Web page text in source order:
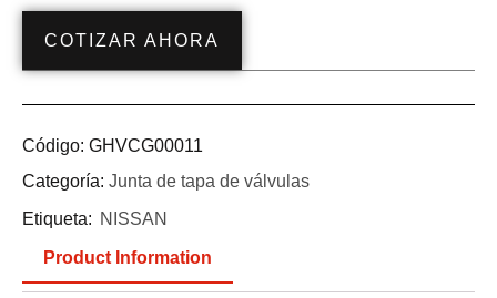
COTIZAR AHORA
Código: GHVCG00011
Categoría: Junta de tapa de válvulas
Etiqueta: NISSAN
Product Information